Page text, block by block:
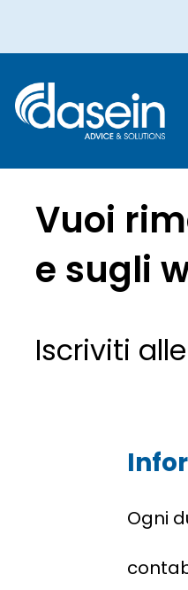
Vuoi
e sugli
Iscriviti
Ogni